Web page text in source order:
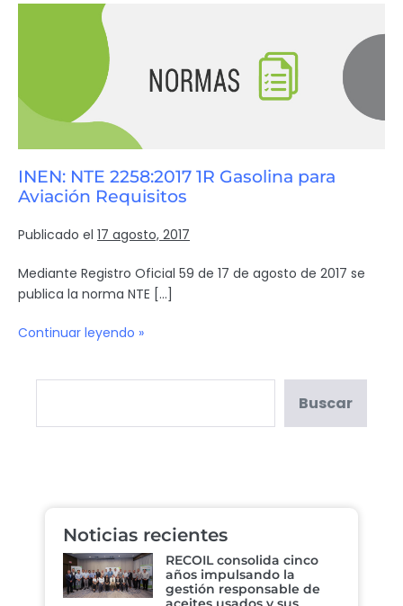
INEN: NTE 2258:2017 1R Gasolina para
Aviación Requisitos
Publicado el 17 agosto, 2017
Mediante Registro Oficial 59 de 17 de agosto de 2017 se
publica la norma NTE […]
Continuar leyendo »
Buscar
Noticias recientes
RECOIL consolida cinco
años impulsando la
gestión responsable de